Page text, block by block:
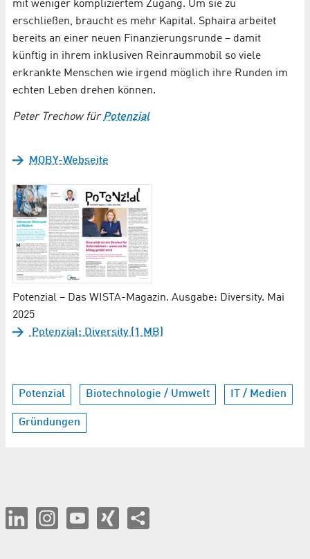
mit weniger kompliziertem Zugang. Um sie zu
erschließen, braucht es mehr Kapital. Sphaira arbeitet
bereits an einer neuen Finanzierungsrunde – damit
künftig in ihrem inklusiven Reinraummobil so viele
erkrankte Menschen wie irgend möglich ihre Runden im
echten Leben drehen können.
Peter Trechow fürPotenzial
MOBY-Webseite
Potenzial – Das WISTA-Magazin. Ausgabe: Diversity. Mai
2025
Potenzial: Diversity (1 MB)
Potenzial Biotechnologie / Umwelt IT / Medien
Gründungen